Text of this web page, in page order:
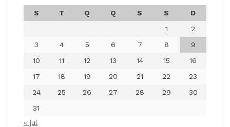
S T Q Q S S
D
1
2
3
4 5 6 7 8
9
10
11 12 13 14 15
16
17
18 19 20 21 22
23
24
25 26 27 28 29
30
31
« jul